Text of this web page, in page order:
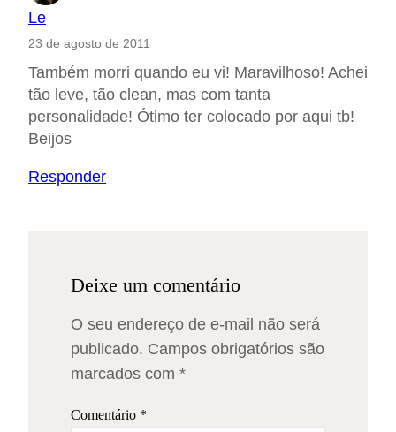
Le
23 de agosto de 2011
Também morri quando eu vi! Maravilhoso! Achei
tão leve, tão clean, mas com tanta
personalidade! Ótimo ter colocado por aqui tb!
Beijos
Responder
Deixe um comentário
O seu endereço de e-mail não será
publicado. Campos obrigatórios são
marcados com *
Comentário *